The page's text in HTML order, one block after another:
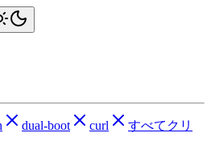
dual-boot curl
すべてクリ